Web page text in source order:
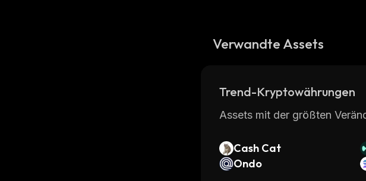
Verwandte Assets
Trend-Kryptowährungen
Assets mit der größten
Cash Cat
Ondo